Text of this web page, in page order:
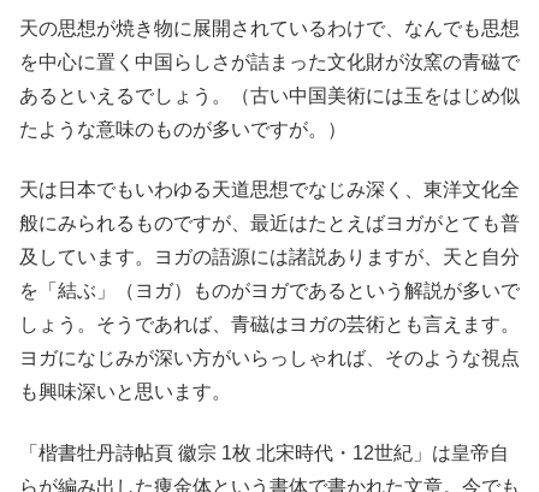
天の思想が焼き物に展開されているわけで、なんでも思想
を中心に置く中国らしさが詰まった文化財が汝窯の青磁で
あるといえるでしょう。（古い中国美術には玉をはじめ似
たような意味のものが多いですが。）
天は日本でもいわゆる天道思想でなじみ深く、東洋文化全
般にみられるものですが、最近はたとえばヨガがとても普
及しています。ヨガの語源には諸説ありますが、天と自分
を「結ぶ」（ヨガ）ものがヨガであるという解説が多いで
しょう。そうであれば、青磁はヨガの芸術とも言えます。
ヨガになじみが深い方がいらっしゃれば、そのような視点
も興味深いと思います。
「楷書牡丹詩帖頁 徽宗 1枚 北宋時代・12世紀」は皇帝自
らが編み出した痩金体という書体で書かれた文章。今でも